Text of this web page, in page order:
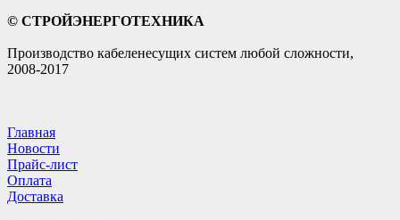
© СТРОЙЭНЕРГОТЕХНИКА
Производство кабеленесущих систем любой сложности,
2008-2017
Главная
Новости
Прайс-лист
Оплата
Доставка